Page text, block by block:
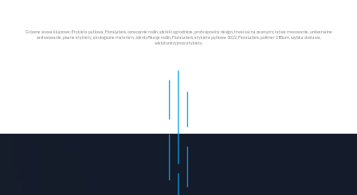
Główne słowa kluczowe: Etykieta pętlowa, FloraLabels, oznaczanie roślin, szkółki ogrodnicze, profesjonalny design, trwałość na zewnątrz, łatwe mocowanie, uniwersalne
zastosowanie, pisane etykiety, ekologiczne materiały, identyfikacja roślin, FloraLabels, etykieta pętlowa 3022, FloraLabels, polimer 280um, szybka dostawa,
wielofunkcyjność etykiety